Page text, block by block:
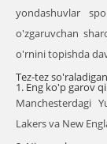
yondashuvlar
o'zgaruvchan
o'rnini topishda
Tez-tez
1. Eng ko'p garov
Manchesterdagi
Lakers va New